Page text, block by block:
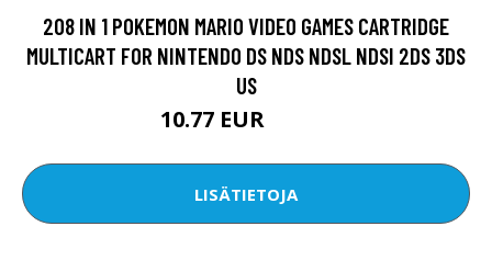
208 IN 1 POKEMON MARIO VIDEO GAMES CARTRIDGE
MULTICART FOR NINTENDO DS NDS NDSL NDSI 2DS 3DS
US
10.77 EUR
LISÄTIETOJA